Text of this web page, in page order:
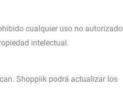
cualquier uso no autorizado
intelectual.
Shoppiik podrá actualizar los